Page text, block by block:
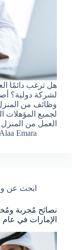
هل ترغب دائمًا
وظائف من المنزل
لجميع المؤهلات
العمل من
Emara
ابحث عن
نصائح مٌجربة
الإمارات في عام 2022